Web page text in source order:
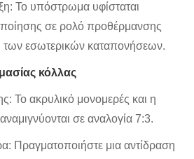
Το υπόστρωμα υφίσταται
σε ρολό προθέρμανσης
των εσωτερικών καταπονήσεων.
κόλλας
Το ακρυλικό μονομερές και η
σε αναλογία 7:3.
Πραγματοποιήστε μια αντίδραση